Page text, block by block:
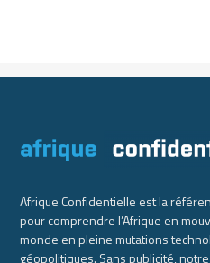
Afrique Confidentielle est la
pour comprendre l’Afrique en
monde en pleine mutations
géopolitiques. Sans publicité,